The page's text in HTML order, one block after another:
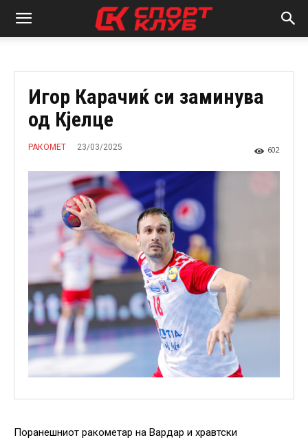
Игор Карачиќ си заминува
од Кјелце
РАКОМЕТ 23/03/2025 602
Поранешниот ракометар на Вардар и хравтски